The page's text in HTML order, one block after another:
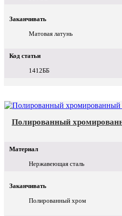
Заканчивать
Матовая латунь
Код статьи
1412ББ
Полированный
Материал
Нержавеющая сталь
Заканчивать
Полированный хром